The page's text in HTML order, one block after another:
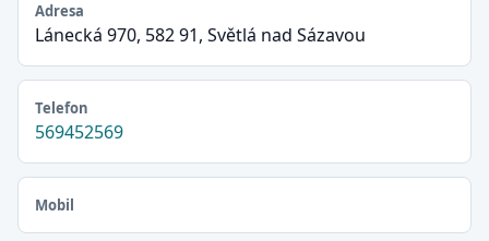
Adresa
Lánecká 970, 582 91, Světlá nad Sázavou
Telefon
569452569
Mobil